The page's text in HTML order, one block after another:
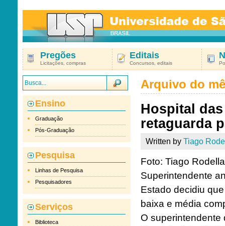
Pregões
Licitações, compras
Editais
Concursos, editais
Ensino
Graduação
Pós-Graduação
Pesquisa
Linhas de Pesquisa
Pesquisadores
Serviços
Biblioteca
Arquivo do
Hospital
retaguarda
Written by Tiago
Foto: Tiago
Superintendente
Estado decidiu
baixa e média
O superintendente